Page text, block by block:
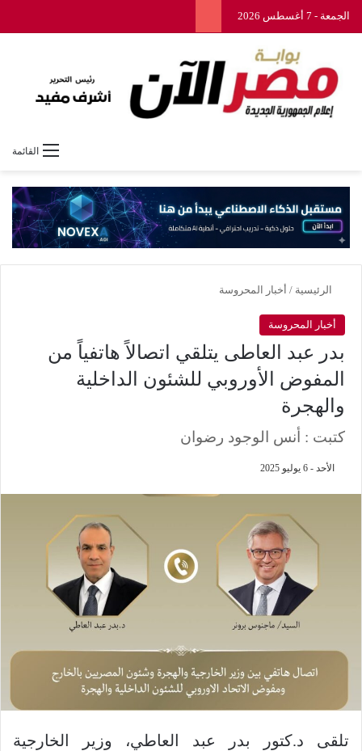
الجمعة - 7 أغسطس 2026
القائمة
الرئيسية / أخبار المحروسة
أخبار المحروسة
بدر عبد العاطى يتلقي اتصالاً هاتفياً من
المفوض الأوروبي للشئون الداخلية
والهجرة
كتبت : أنس الوجود رضوان
الأحد - 6 يوليو 2025
تلقى د.كتور بدر عبد العاطي، وزير الخارجية